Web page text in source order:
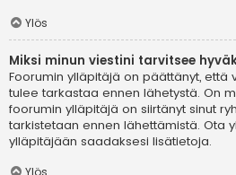
Ylös
Miksi minun viestini tarvitsee
Foorumin ylläpitäjä on päättänyt, että
tulee tarkastaa ennen lähetystä. On
foorumin ylläpitäjä on siirtänyt sinut
tarkistetaan ennen lähettämistä. Ota
ylläpitäjään saadaksesi lisätietoja.
Ylös